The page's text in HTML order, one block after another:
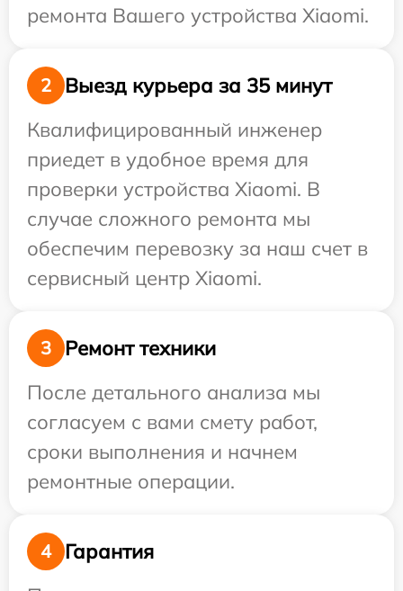
ремонта Вашего устройства Xiaomi.
2
Выезд курьера за 35 минут
Квалифицированный инженер
приедет в удобное время для
проверки устройства Xiaomi. В
случае сложного ремонта мы
обеспечим перевозку за наш счет в
сервисный центр Xiaomi.
3
Ремонт техники
После детального анализа мы
согласуем с вами смету работ,
сроки выполнения и начнем
ремонтные операции.
4
Гарантия